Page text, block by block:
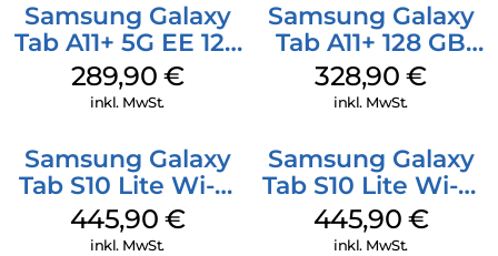
Samsung Galaxy
Tab A11+ 5G EE 128
GB Gray
289,90 €
inkl. MwSt.
Samsung Galaxy
Tab A11+ 128 GB
Gray
328,90€
inkl. MwSt.
Samsung Galaxy
Tab S10 Lite Wi-Fi
128 GB Gray
445,90 €
inkl. MwSt.
Samsung Galaxy
Tab S10 Lite Wi-Fi
128 GB Silver
445,90 €
inkl. MwSt.